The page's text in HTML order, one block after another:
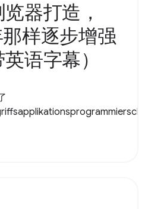
器打造，
样逐步增强
语字幕）